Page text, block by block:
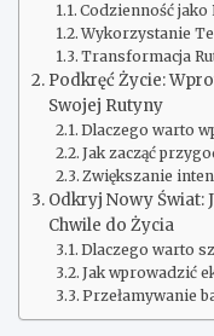
Codzienność
Wykorzystanie
Transformacja
Podkręć Życie:
Swojej Rutyny
Dlaczego warto
Jak zacząć
Zwiększanie
Odkryj Nowy Świat:
Chwile do Życia
Dlaczego warto
Jak wprowadzić
Przełamywanie